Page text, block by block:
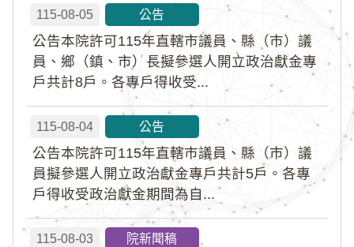
115-08-05 公告
公告本院許可115年直轄市議員、縣（市）議
員、鄉（鎮、市）長擬參選人開立政治獻金專
戶共計8戶。各專戶得收受...
115-08-04 公告
公告本院許可115年直轄市議員、縣（市）議
員擬參選人開立政治獻金專戶共計5戶。各專
戶得收受政治獻金期間為自...
115-08-03 院新聞稿